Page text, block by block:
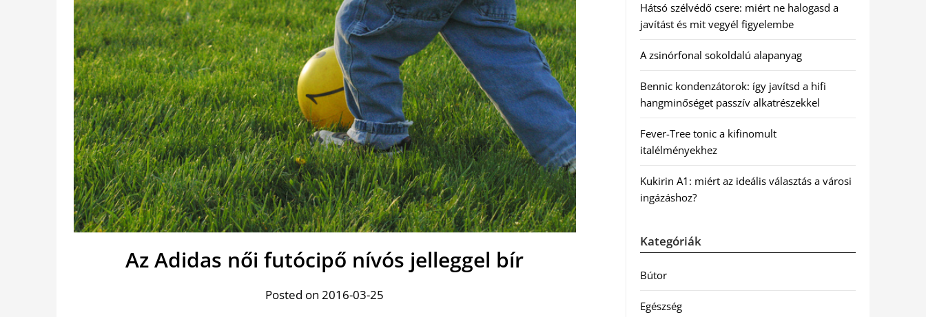
Az Adidas női futócipő nívós jelleggel bír
Posted on 2016-03-25
Hátsó szélvédő csere: miért ne halogasd a
javítást és mit vegyél figyelembe
A zsinórfonal sokoldalú alapanyag
Bennic kondenzátorok: így javítsd a hifi
hangminőséget passzív alkatrészekkel
Fever-Tree tonic a kifinomult
italélményekhez
Kukirin A1: miért az ideális választás a városi
ingázáshoz?
Kategóriák
Bútor
Egészség